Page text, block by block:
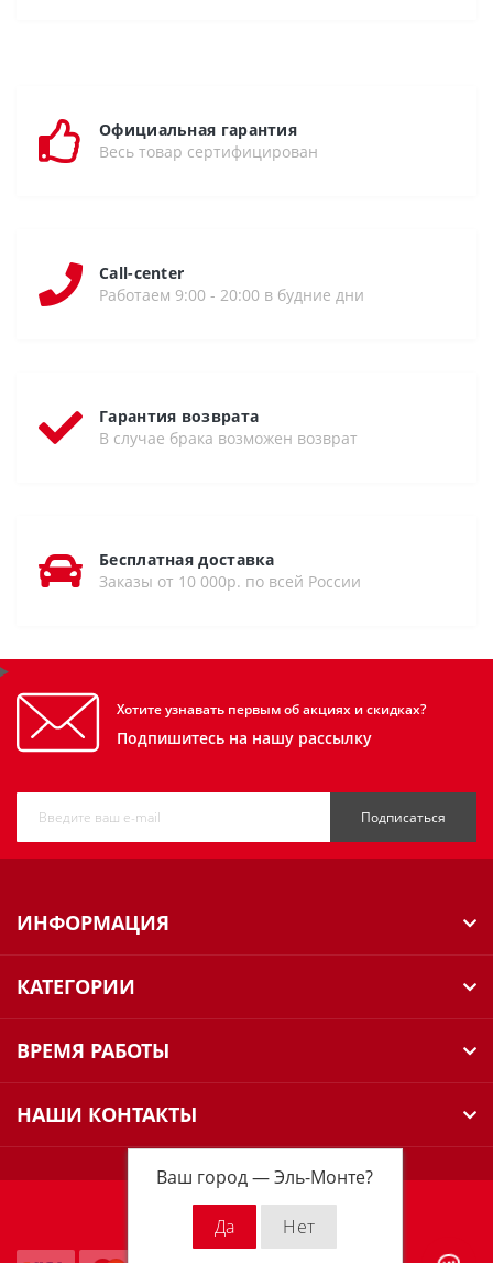
Ваш город —Эль-Монте?
Официальная гарантия
Весь товар сертифицирован
Call-center
Работаем 9:00 - 20:00 в будние дни
Гарантия возврата
В случае брака возможен возврат
Бесплатная доставка
Заказы от 10 000р. по всей России
Хотите узнавать первым об акциях и скидках?
Подпишитесь на нашу рассылку
Подписаться
ИНФОРМАЦИЯ
КАТЕГОРИИ
ВРЕМЯ РАБОТЫ
НАШИ КОНТАКТЫ
Milwaukee Russia © 2026